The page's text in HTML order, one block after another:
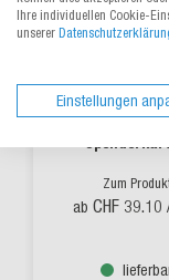
PE-
RECYCLING
Zum
ab CHF 39.10
Ihre individuellen Cookie-
unserer
Einstellungen